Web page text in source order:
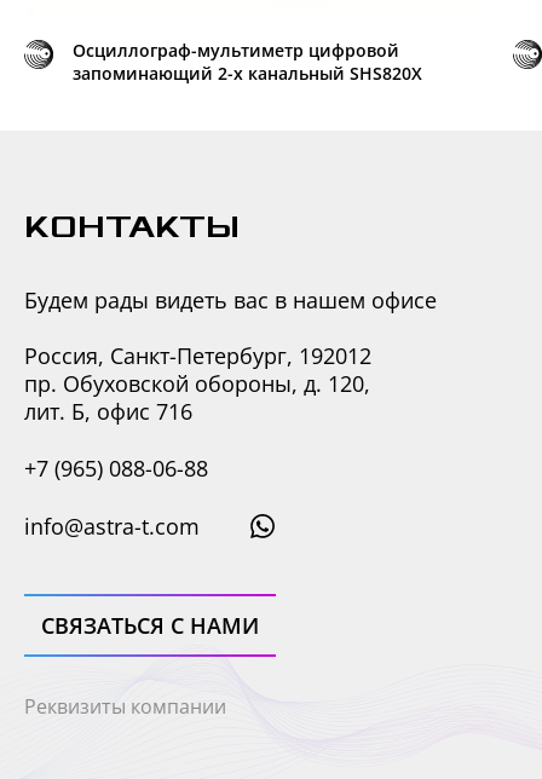
Осциллограф-мультиметр цифровой
запоминающий 2-х канальный SHS820X
КОНТАКТЫ
Будем рады видеть вас в нашем офисе
Россия, Санкт-Петербург, 192012
пр. Обуховской обороны, д. 120,
лит. Б, офис 716
+7 (965) 088-06-88
info@astra-t.com
СВЯЗАТЬСЯ С НАМИ
Реквизиты компании